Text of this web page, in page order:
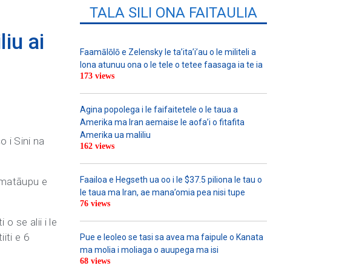
ai
i Sini na
e
o se alii i le
e 6
TALA SILI ONA FAITAULIA
Faamālōlō e Zelensky le ta’ita’i’au o le militeli a
lona atunuu ona o le tele o tetee faasaga ia te ia
173 views
Agina popolega i le faifaitetele o le taua a
Amerika ma Iran aemaise le aofa’i o fitafita
Amerika ua maliliu
162 views
Faailoa e Hegseth ua oo i le $37.5 piliona le tau o
le taua ma Iran, ae mana’omia pea nisi tupe
76 views
Pue e leoleo se tasi sa avea ma faipule o Kanata
ma molia i moliaga o auupega ma isi
68 views